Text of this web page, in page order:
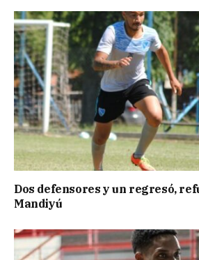
Dos defensores y un regresó,
Mandiyú